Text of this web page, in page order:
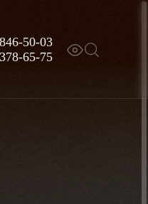
50-03
65-75